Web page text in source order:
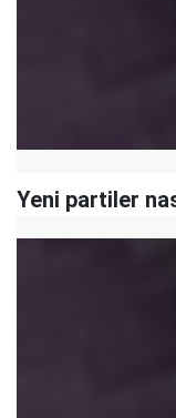
Yeni partiler